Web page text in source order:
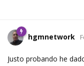
hgmnetwork
Justo probando he